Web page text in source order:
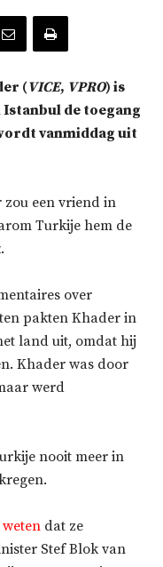
(VICE, VPRO) is
de toegang
vanmiddag uit
zou een vriend in
Turkije hem de
over
pakten Khader in
land uit, omdat hij
Khader was door
werd
nooit meer in
dat ze
Stef Blok van